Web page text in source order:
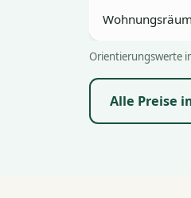
Orientierungswerte
Alle Preise